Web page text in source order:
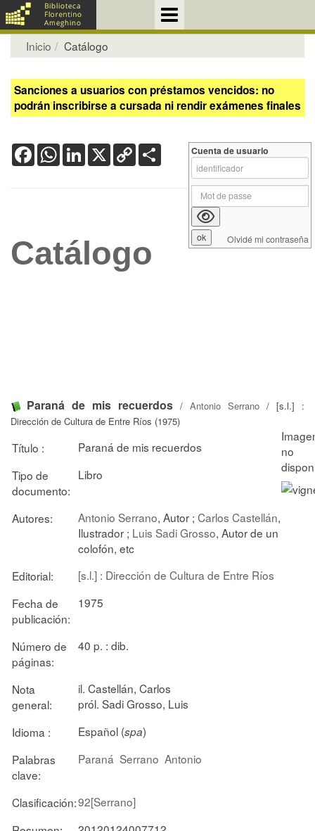
Inicio Catálogo
Sanciones a usuarios con préstamos vencidos: no
podrán inscribirse a cursada ni rendir exámenes finales
FacebookWhatsApp
LinkedIn
X Copy
Link
Catálogo
Paraná de mis recuerdos / Antonio Serrano / [s.l.] :
Dirección de Cultura de Entre Ríos (1975)
Título :
Paraná de mis recuerdos
Tipo de
documento:
Libro
Autores: Antonio Serrano, Autor ; Carlos Castellán,
Ilustrador ; Luis Sadi Grosso, Autor de un
colofón, etc
Editorial:
[s.l.] : Dirección de Cultura de Entre Ríos
Fecha de
publicación:
1975
Número de
páginas:
40 p. : dib.
Nota
general:
il. Castellán, Carlos
pról. Sadi Grosso, Luis
Idioma :
Español (spa)
Palabras
clave:
Paraná Serrano Antonio
Clasificación:92[Serrano]
Cuenta de usuario
Olvidé mi contraseña